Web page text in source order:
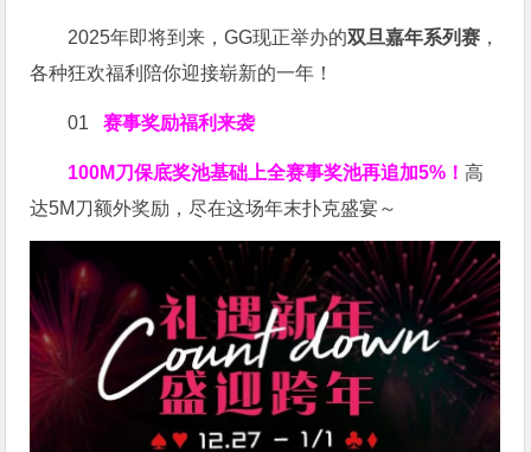
2025年即将到来，GG现正举办的双旦嘉年系列赛 ，
各种狂欢福利陪你迎接崭新的一年！
01赛事奖励福利来袭
100M刀保底奖池基础上全赛事奖池再追加5% ！高
达5M刀额外奖励，尽在这场年末扑克盛宴～